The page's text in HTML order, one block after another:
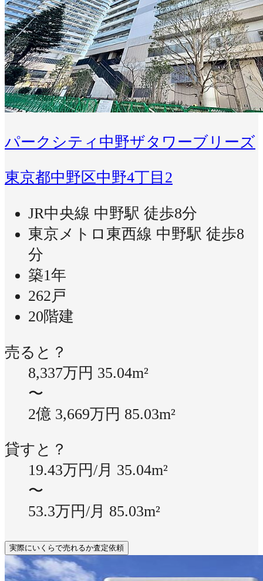
パークシティ中野ザタワーブリーズ
東京都中野区中野4丁目2
JR中央線 中野駅 徒歩8分
東京メトロ東西線 中野駅 徒歩8
分
築1年
262戸
20階建
売ると？
8,337万円 35.04m²
〜
2億 3,669万円 85.03m²
貸すと？
19.43万円/月 35.04m²
〜
53.3万円/月 85.03m²
実際にいくらで売れるか査定依頼